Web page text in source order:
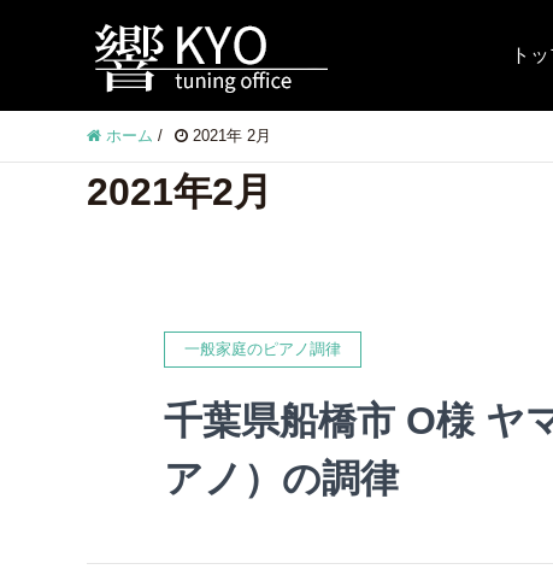
ト
ホーム / 2021年 2月
2021年2月
一般家庭のピアノ調律
千葉県船橋市 O様 ヤ
アノ）の調律